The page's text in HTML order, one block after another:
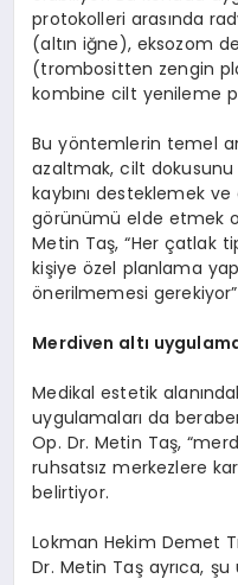
protokolleri arasında
(altın iğne), eksozom
(trombositten zengin
kombine cilt yenileme
Bu yöntemlerin temel
azaltmak, cilt
kaybını desteklemek
görünümü elde etmek
Metin Taş, “Her çatlak
kişiye özel planlama
önerilmemesi gerekiyor”
Merdiven altı
Medikal estetik
uygulamaları da
Op. Dr. Metin Taş,
ruhsatsız merkezlere
belirtiyor.
Lokman Hekim Demet
Dr. Metin Taş ayrıca,